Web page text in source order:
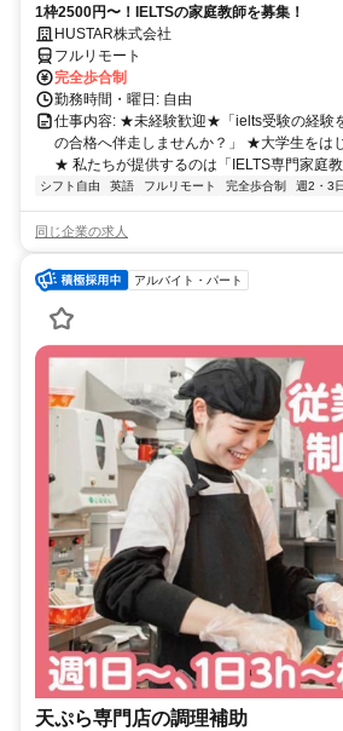
1枠2500円〜！IELTSの家庭教師を募集！
HUSTAR株式会社
フルリモート
完全歩合制
勤務時間・曜日: 自由
仕事内容: ★未経験歓迎★「ielts受験の経験
の合格へ伴走しませんか？」 ★大学生をは
★ 私たちが提供するのは「IELTS専門家庭教
シフト自由 英語 フルリモート 完全歩合制 週2・3
同じ企業の求人
アルバイト・パート
天ぷら専門店の調理補助